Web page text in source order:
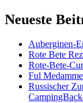
Neueste
Auberginen-
Rote Bete
Rote-Bete-
Ful
Russischer